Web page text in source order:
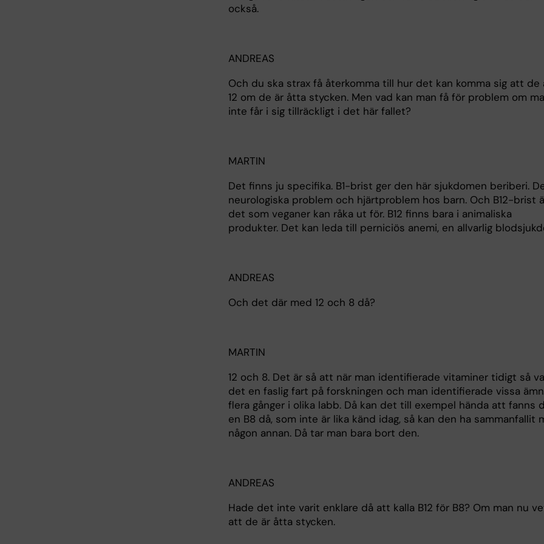
också.
ANDREAS
Och du ska strax få återkomma till hur det kan komma sig att de
12 om de är åtta stycken. Men vad kan man få för problem om
inte får i sig tillräckligt i det här fallet?
MARTIN
Det finns ju specifika. B1-brist ger den här sjukdomen beriberi.
neurologiska problem och hjärtproblem hos barn. Och B12-brist
det som veganer kan råka ut för. B12 finns bara i animaliska
produkter. Det kan leda till perniciös anemi, en allvarlig
ANDREAS
Och det där med 12 och 8 då?
MARTIN
12 och 8. Det är så att när man identifierade vitaminer tidigt så
det en faslig fart på forskningen och man identifierade vissa
flera gånger i olika labb. Då kan det till exempel hända att fanns
en B8 då, som inte är lika känd idag, så kan den ha sammanfallit
någon annan. Då tar man bara bort den.
ANDREAS
Hade det inte varit enklare då att kalla B12 för B8? Om man nu
att de är åtta stycken.